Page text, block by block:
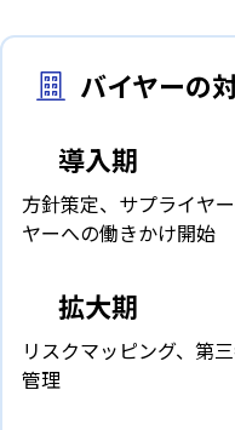
バイヤーの
導入期
方針策定、サプライヤ
ヤーへの働きかけ開始
拡大期
リスクマッピング、第
管理